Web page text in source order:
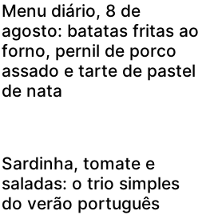
Menu diário, 8 de
agosto: batatas fritas ao
forno, pernil de porco
assado e tarte de pastel
de nata
Sardinha, tomate e
saladas: o trio simples
do verão português